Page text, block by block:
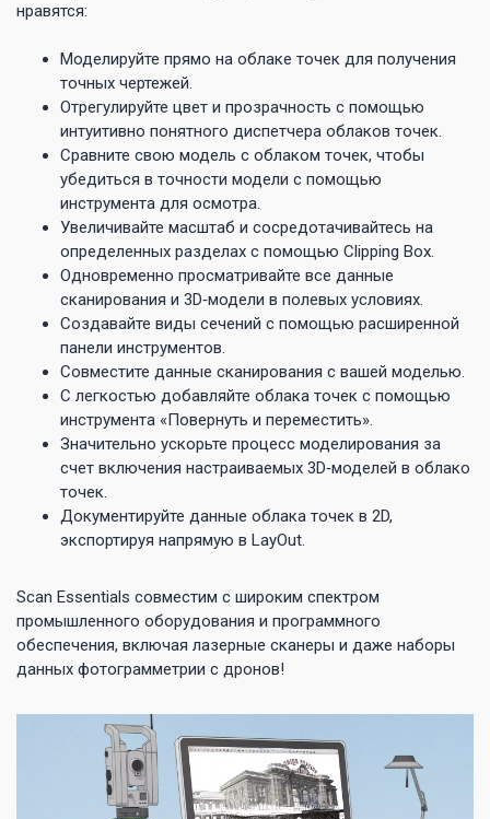
нравятся:
Моделируйте прямо на облаке точек для получения
точных чертежей.
Отрегулируйте цвет и прозрачность с помощью
интуитивно понятного диспетчера облаков точек.
Сравните свою модель с облаком точек, чтобы
убедиться в точности модели с помощью
инструмента для осмотра.
Увеличивайте масштаб и сосредотачивайтесь на
определенных разделах с помощью Clipping Box.
Одновременно просматривайте все данные
сканирования и 3D‑модели в полевых условиях.
Создавайте виды сечений с помощью расширенной
панели инструментов.
Совместите данные сканирования с вашей моделью.
С легкостью добавляйте облака точек с помощью
инструмента «Повернуть и переместить».
Значительно ускорьте процесс моделирования за
счет включения настраиваемых 3D‑моделей в облако
точек.
Документируйте данные облака точек в 2D,
экспортируя напрямую в LayOut.
Scan Essentials совместим с широким спектром
промышленного оборудования и программного
обеспечения, включая лазерные сканеры и даже наборы
данных фотограмметрии с дронов!